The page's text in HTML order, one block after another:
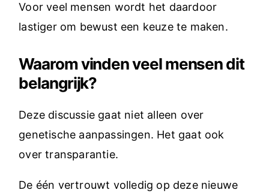
Voor veel mensen wordt het daardoor
lastiger om bewust een keuze te maken.
Waarom vinden veel mensen dit
belangrijk?
Deze discussie gaat niet alleen over
genetische aanpassingen. Het gaat ook
over transparantie.
De één vertrouwt volledig op deze nieuwe